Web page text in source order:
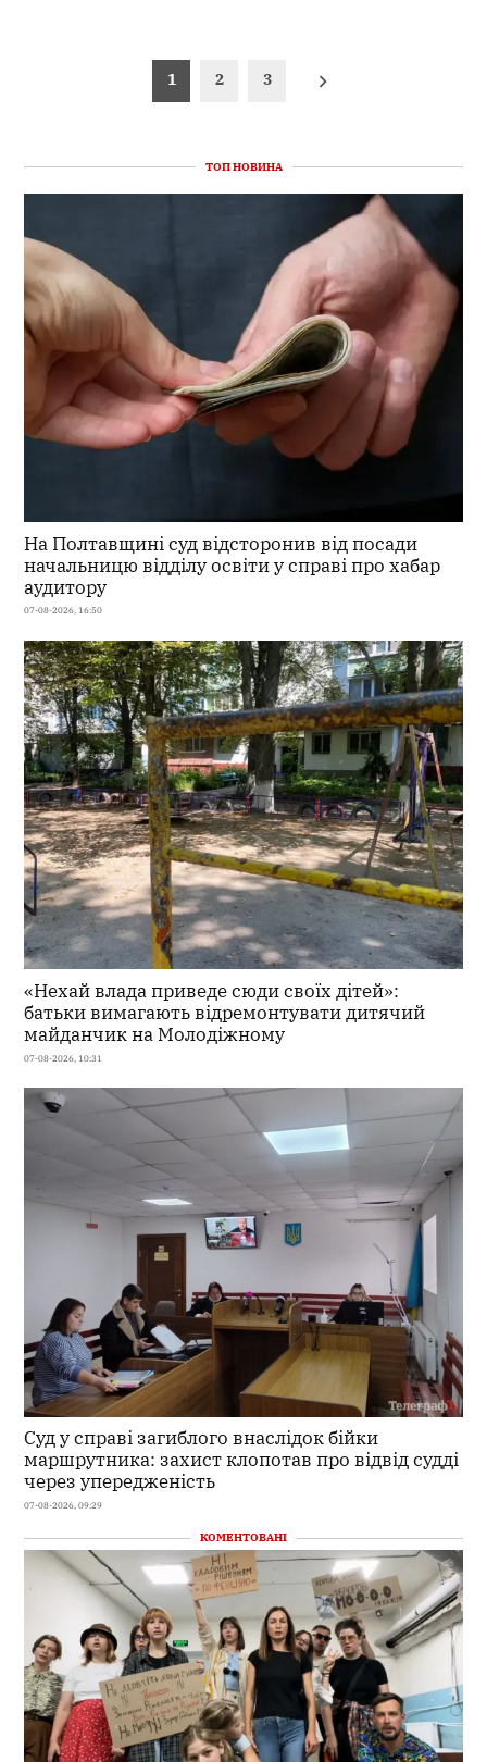
1 2 3
ТОП НОВИНА
На Полтавщині суд відсторонив від посади
начальницю відділу освіти у справі про хабар
аудитору
07-08-2026, 16:50
«Нехай влада приведе сюди своїх дітей»:
батьки вимагають відремонтувати дитячий
майданчик на Молодіжному
07-08-2026, 10:31
Суд у справі загиблого внаслідок бійки
маршрутника: захист клопотав про відвід судді
через упередженість
07-08-2026, 09:29
КОМЕНТОВАНІ